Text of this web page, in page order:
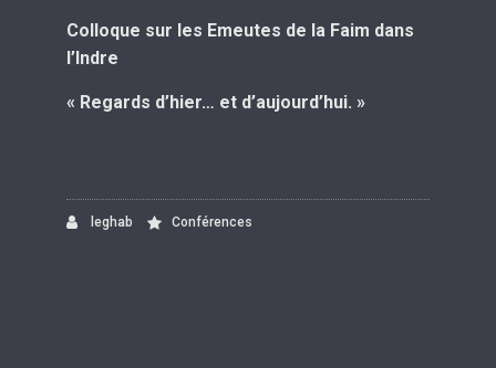
Colloque sur les Emeutes de la Faim dans
l’Indre
« Regards d’hier… et d’aujourd’hui. »
leghab Conférences